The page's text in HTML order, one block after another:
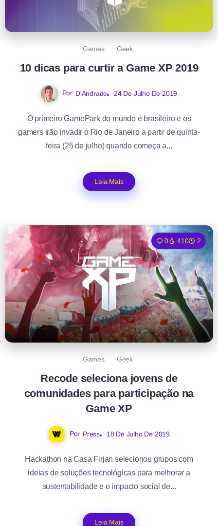
Games Geek
10 dicas para curtir a Game XP 2019
Por D'Andrade 24 De Julho De 2019
O primeiro GamePark do mundo é brasileiro e os
gamers irão invadir o Rio de Janeiro a partir de quinta-
feira (25 de julho) quando começa a...
Leia Mais
0 410 2
Games Geek
Recode seleciona jovens de
comunidades para participação na
Game XP
Por Press 18 De Julho De 2019
Hackathon na Casa Firjan selecionou grupos com
ideias de soluções tecnológicas para melhorar a
sustentabilidade e o impacto social de...
Leia Mais